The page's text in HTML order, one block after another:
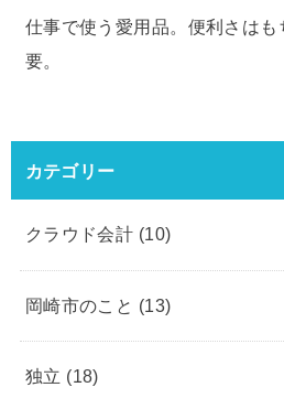
仕事で使う愛用品。便利さはも
要。
カテゴリー
クラウド会計 (10)
岡崎市のこと (13)
独立 (18)